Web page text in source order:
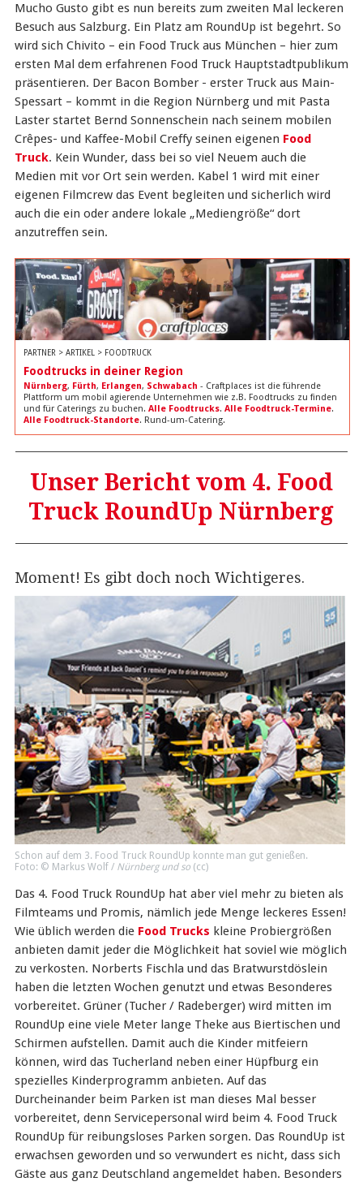
Mucho Gusto gibt es nun bereits zum zweiten Mal leckeren
Besuch aus Salzburg. Ein Platz am RoundUp ist begehrt. So
wird sich Chivito – ein Food Truck aus München – hier zum
ersten Mal dem erfahrenen Food Truck Hauptstadtpublikum
präsentieren. Der Bacon Bomber - erster Truck aus Main-
Spessart – kommt in die Region Nürnberg und mit Pasta
Laster startet Bernd Sonnenschein nach seinem mobilen
Crêpes- und Kaffee-Mobil Creffy seinen eigenen Food
Truck. Kein Wunder, dass bei so viel Neuem auch die
Medien mit vor Ort sein werden. Kabel 1 wird mit einer
eigenen Filmcrew das Event begleiten und sicherlich wird
auch die ein oder andere lokale „Mediengröße“ dort
anzutreffen sein.
PARTNER > ARTIKEL > FOODTRUCK
Foodtrucks in deiner Region
Nürnberg, Fürth, Erlangen, Schwabach - Craftplaces ist die führende
Plattform um mobil agierende Unternehmen wie z.B. Foodtrucks zu finden
und für Caterings zu buchen. Alle Foodtrucks. Alle Foodtruck-Termine.
Alle Foodtruck-Standorte. Rund-um-Catering.
Unser Bericht vom 4. Food
Truck RoundUp Nürnberg
Moment! Es gibt doch noch Wichtigeres.
Schon auf dem 3. Food Truck RoundUp konnte man gut genießen.
Foto: © Markus Wolf / Nürnberg und so(cc)
Das 4. Food Truck RoundUp hat aber viel mehr zu bieten als
Filmteams und Promis, nämlich jede Menge leckeres Essen!
Wie üblich werden die Food Trucks kleine Probiergrößen
anbieten damit jeder die Möglichkeit hat soviel wie möglich
zu verkosten. Norberts Fischla und das Bratwurstdöslein
haben die letzten Wochen genutzt und etwas Besonderes
vorbereitet. Grüner (Tucher / Radeberger) wird mitten im
RoundUp eine viele Meter lange Theke aus Biertischen und
Schirmen aufstellen. Damit auch die Kinder mitfeiern
können, wird das Tucherland neben einer Hüpfburg ein
spezielles Kinderprogramm anbieten. Auf das
Durcheinander beim Parken ist man dieses Mal besser
vorbereitet, denn Servicepersonal wird beim 4. Food Truck
RoundUp für reibungsloses Parken sorgen. Das RoundUp ist
erwachsen geworden und so verwundert es nicht, dass sich
Gäste aus ganz Deutschland angemeldet haben. Besonders